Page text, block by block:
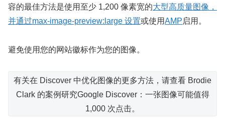
容的最佳方法是使用至少 1,200 像素宽的大型高质量图像，
并通过max-image-preview:large 设置或使用AMP 启用。
避免使用您的网站徽标作为您的图像。
有关在 Discover 中优化图像的更多方法，请查看 Brodie
Clark 的案例研究Google Discover：一张图像可能值得
1,000 次点击。